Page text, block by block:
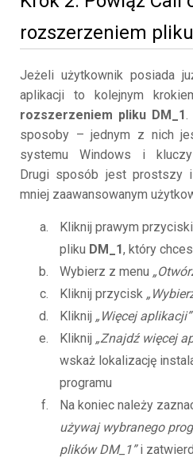
rozszerzeniem
Jeżeli użytkownik posiada
aplikacji to kolejnym
rozszerzeniem pliku DM_1.
sposoby – jednym z nich
systemu Windows i
Drugi sposób jest prostszy
mniej zaawansowanym
Kliknij prawym
pliku DM_1, który
Wybierz z menu
Kliknij przycisk
Kliknij „Więcej aplikacji”
Kliknij „Znajdź więcej
wskaż lokalizację
programu
Na koniec należy
używaj wybranego
plików DM_1”i